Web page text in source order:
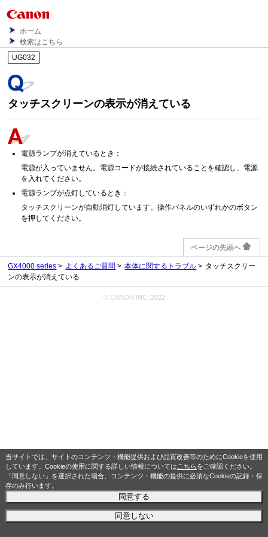
当サイトでは、サイトのコンテンツ・機能提供および品質改善等のためにCookieを使用
しています。Cookieの使用に関する詳しい情報については こちらをご確認ください。
「同意しない」を選択された場合、コンテンツ・機能の提供に必須なCookieの記録・保
存のみ行います。
同意する
同意しない
ホーム
検索はこちら
UG032
タッチスクリーンの表示が消えている
電源ランプが消えているとき：
電源が入っていません。 電源コードが接続されていることを確認し、電源
を入れてください。
電源ランプが点灯しているとき：
タッチスクリーンが自動消灯しています。操作パネルのいずれかのボタン
を押してください。
ページの先頭へ
GX4000 series よくあるご質問 本体に関するトラブル
タッチスクリー
ンの表示が消えている
© CANON INC. 2022